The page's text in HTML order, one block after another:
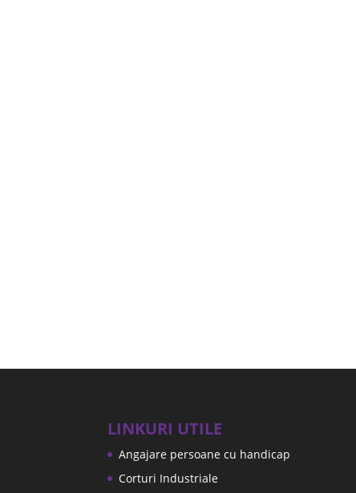
LINKURI UTILE
Angajare persoane cu handicap
Corturi Industriale